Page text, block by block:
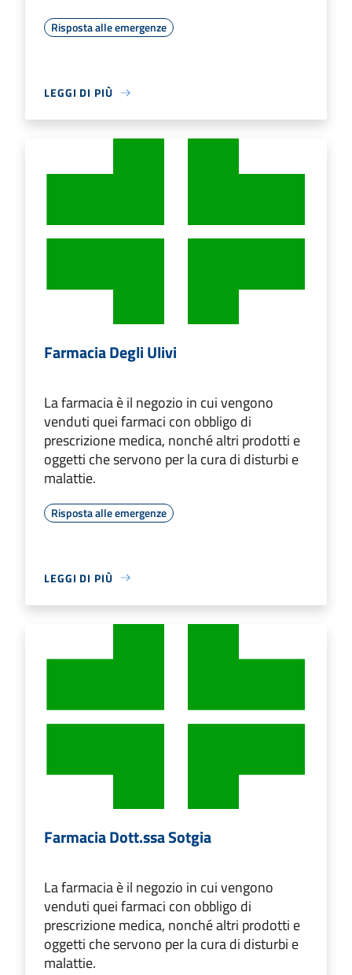
Risposta alle emergenze
LEGGI DI PIÙ
Farmacia Degli Ulivi
La farmacia è il negozio in cui vengono
venduti quei farmaci con obbligo di
prescrizione medica, nonché altri prodotti e
oggetti che servono per la cura di disturbi e
malattie.
Risposta alle emergenze
LEGGI DI PIÙ
Farmacia Dott.ssa Sotgia
La farmacia è il negozio in cui vengono
venduti quei farmaci con obbligo di
prescrizione medica, nonché altri prodotti e
oggetti che servono per la cura di disturbi e
malattie.